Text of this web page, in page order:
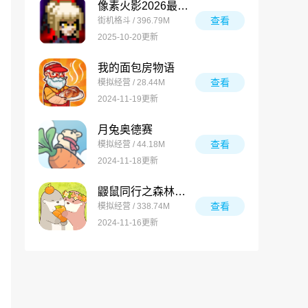
像素火影2026最新版
街机格斗 / 396.79M
2025-10-20更新
查看
我的面包房物语
模拟经营 / 28.44M
2024-11-19更新
查看
月兔奥德赛
模拟经营 / 44.18M
2024-11-18更新
查看
鼹鼠同行之森林之家万圣节版
模拟经营 / 338.74M
2024-11-16更新
查看